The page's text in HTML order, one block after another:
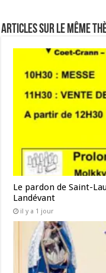
Articles sur le même
Le pardon de Saint-
Landévant
il y a 1 jour